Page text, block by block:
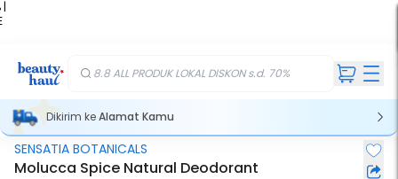
|
8.8 ALL PRODUK LOKAL DISKON s.d. 70%
Dikirim keAlamat Kamu
Stok Habis
SENSATIA BOTANICALS
Molucca Spice Natural Deodorant